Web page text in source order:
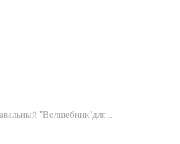
"Волшебник"для...